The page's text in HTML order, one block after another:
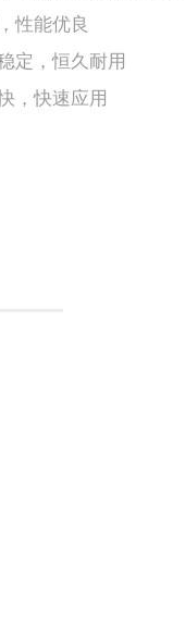
性能优良
定，恒久耐用
，快速应用